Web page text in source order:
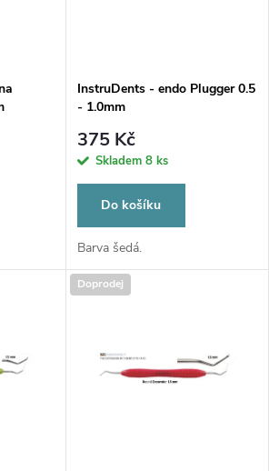
InstruDents - endo Plugger 0.5
- 1.0mm
375 Kč
Skladem 8 ks
Do košíku
Barva šedá.
Doprodej